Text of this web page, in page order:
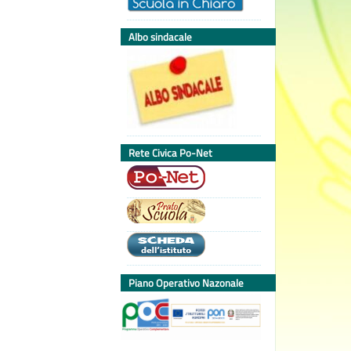
Albo sindacale
Rete Civica Po-Net
Piano Operativo Nazonale